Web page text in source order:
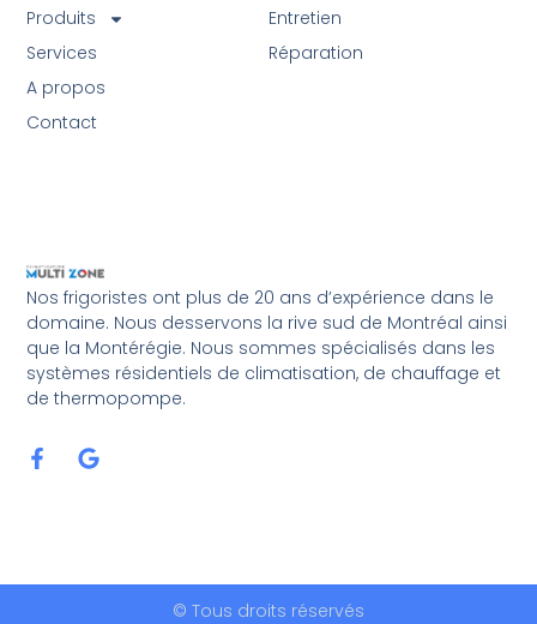
Nos frigoristes ont plus de 20 ans d’expérience dans le
domaine. Nous desservons la rive sud de Montréal ainsi
que la Montérégie. Nous sommes spécialisés dans les
systèmes résidentiels de climatisation, de chauffage et
de thermopompe.
Entretien
Réparation
Produits
Services
A propos
Contact
© Tous droits réservés